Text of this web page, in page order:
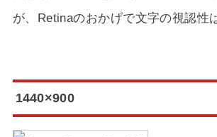
が、Retinaのおかげで文字の視認性
1440×900